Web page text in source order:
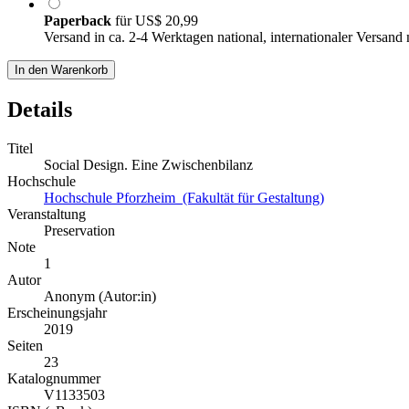
Paperback fürUS$ 20,99
Versand in ca. 2-4 Werktagen national, internationaler Versand
In den Warenkorb
Details
Titel
Social Design. Eine Zwischenbilanz
Hochschule
Hochschule Pforzheim (Fakultät für Gestaltung)
Veranstaltung
Preservation
Note
1
Autor
Anonym (Autor:in)
Erscheinungsjahr
2019
Seiten
23
Katalognummer
V1133503